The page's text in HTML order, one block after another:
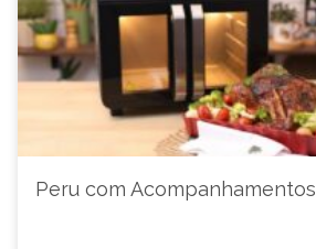
Peru com Acompanhamentos